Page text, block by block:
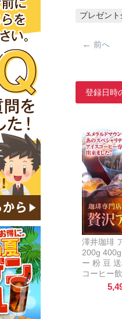
プレゼン
前へ
登録日時
澤井珈琲
200g
ー 粉 豆
コーヒー